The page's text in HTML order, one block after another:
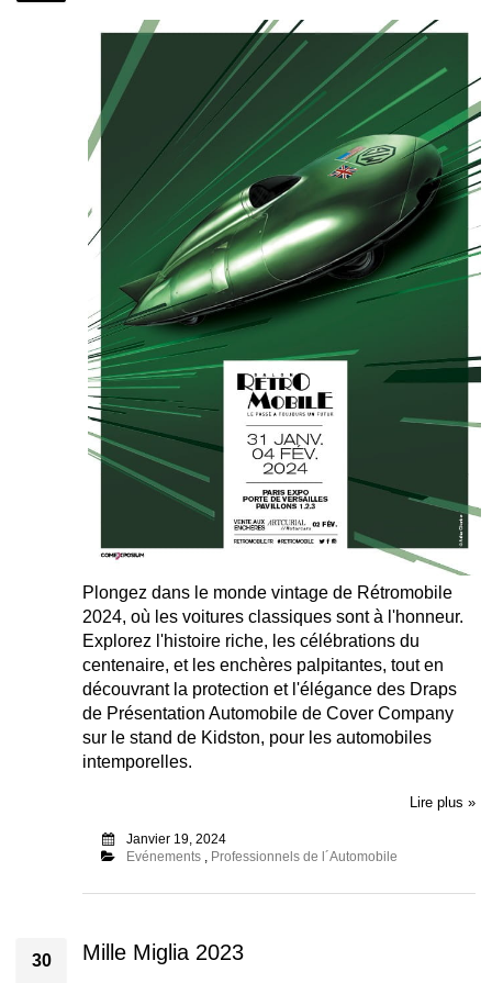
Plongez dans le monde vintage de Rétromobile
2024, où les voitures classiques sont à l'honneur.
Explorez l'histoire riche, les célébrations du
centenaire, et les enchères palpitantes, tout en
découvrant la protection et l'élégance des Draps
de Présentation Automobile de Cover Company
sur le stand de Kidston, pour les automobiles
intemporelles.
Lire plus »
Janvier 19, 2024
Evénements, Professionnels de l´Automobile
30 Mille Miglia 2023